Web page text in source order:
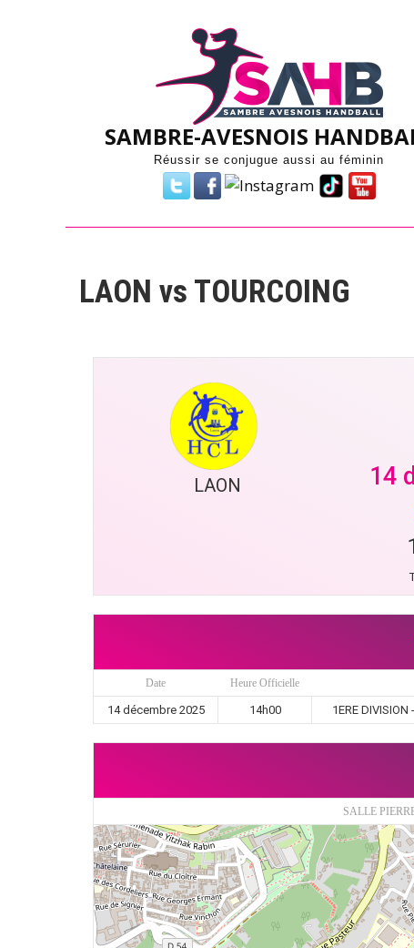
SAMBRE-AVESNOIS
Réussir se conjugue aussi au féminin
LAON vs TOURCOING
LAON
14
Date Heure Officielle
14 décembre 2025 14h00 1ERE
SALLE